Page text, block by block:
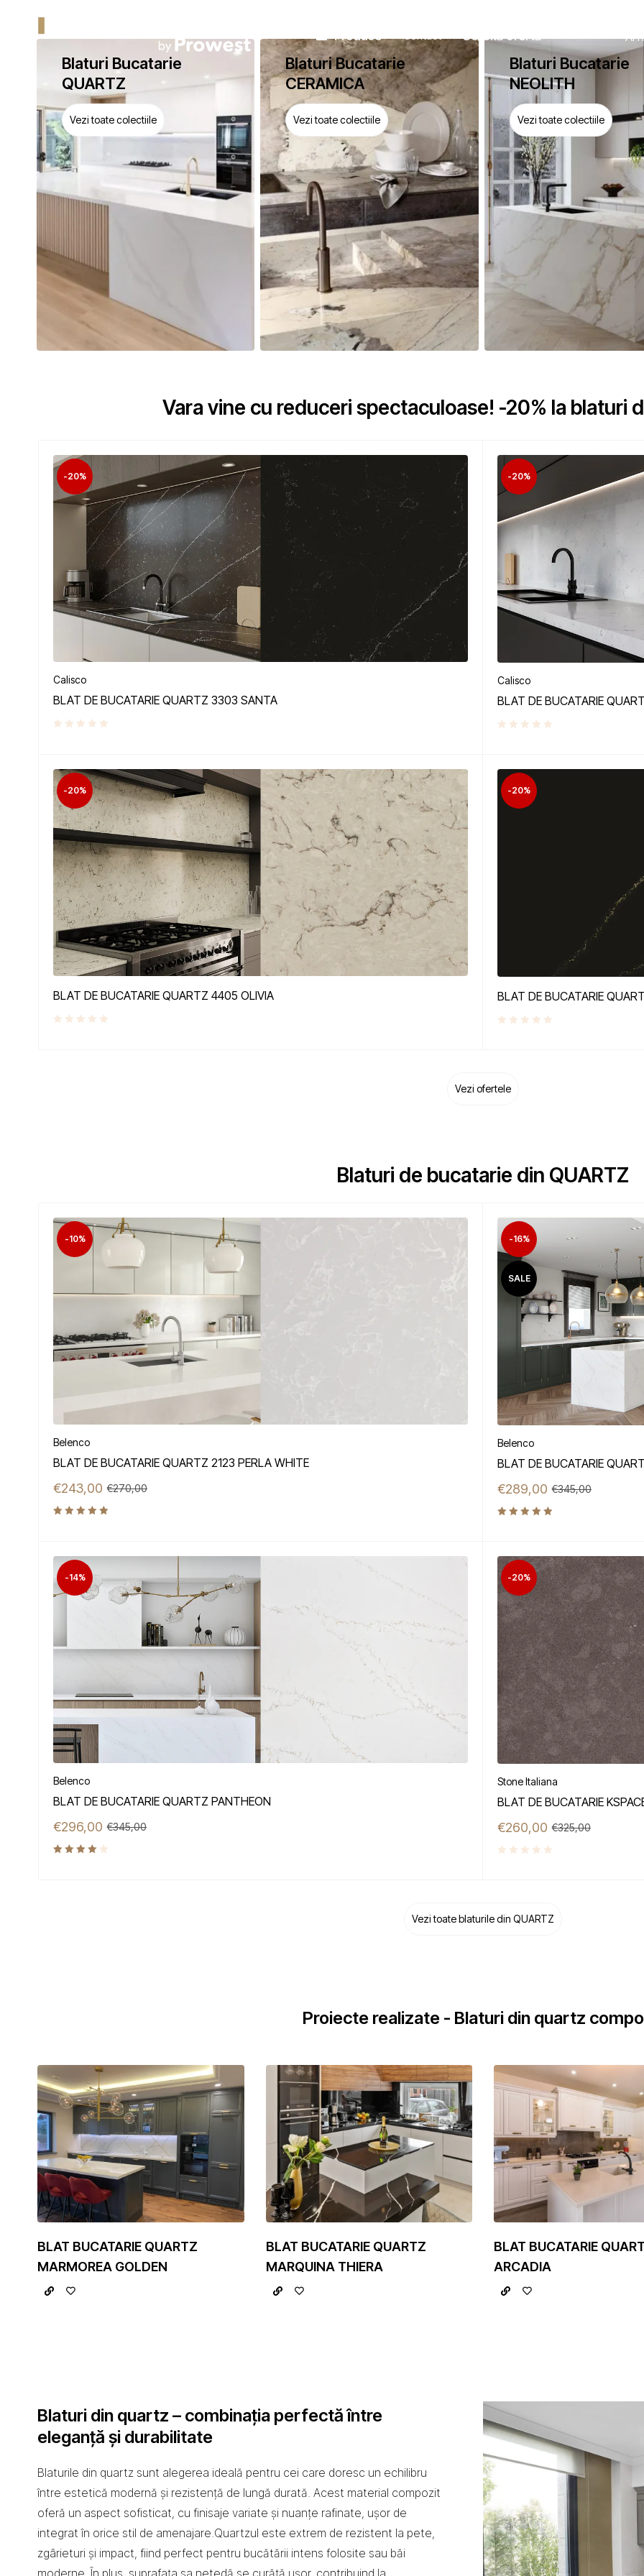
Ai
Produse Contact Solicită ofertă
Blaturi Bucatarie
QUARTZ
Vezi toate colectiile
Blaturi Bucatarie
CERAMICA
Vezi toate colectiile
Blaturi Bucatarie
NEOLITH
Vezi toate colectiile
Vara vine cu reduceri spectaculoase! -20% la blaturi
-20%
Calisco
BLAT DE BUCATARIE QUARTZ 3303 SANTA
-20%
Calisco
BLAT DE BUCATARIE
-20%
BLAT DE BUCATARIE QUARTZ 4405 OLIVIA
-20%
BLAT DE BUCATARIE
Vezi ofertele
Blaturi de bucatarie din QUARTZ
-10%
Belenco
BLAT DE BUCATARIE QUARTZ 2123 PERLA WHITE
€270,00
€243,00
-16%
SALE
Belenco
BLAT DE BUCATARIE
€345,00
€289,00
-14%
Belenco
BLAT DE BUCATARIE QUARTZ PANTHEON
€345,00
€296,00
-20%
Stone Italiana
BLAT DE BUCATARIE
€325,00
€260,00
Vezi toate blaturile din QUARTZ
Proiecte realizate - Blaturi din quartz
BLAT BUCATARIE QUARTZ
MARMOREA GOLDEN
BLAT BUCATARIE QUARTZ
MARQUINA THIERA
BLAT BUCATARIE
ARCADIA
Blaturi din quartz – combinația perfectă între
eleganță și durabilitate
Blaturile din quartz sunt alegerea ideală pentru cei care doresc un echilibru
între estetică modernă și rezistență de lungă durată. Acest material compozit
oferă un aspect sofisticat, cu finisaje variate și nuanțe rafinate, ușor de
integrat în orice stil de amenajare.Quartzul este extrem de rezistent la pete,
zgârieturi și impact, fiind perfect pentru bucătării intens folosite sau băi